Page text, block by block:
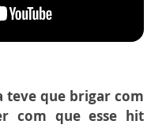
teve que brigar com
com que esse hit